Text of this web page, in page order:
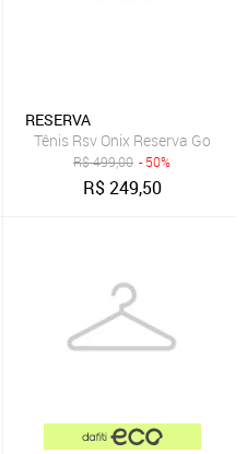
RESERVA
Tênis Rsv Onix Reserva Go
R$499,00 - 50%
R$249,50